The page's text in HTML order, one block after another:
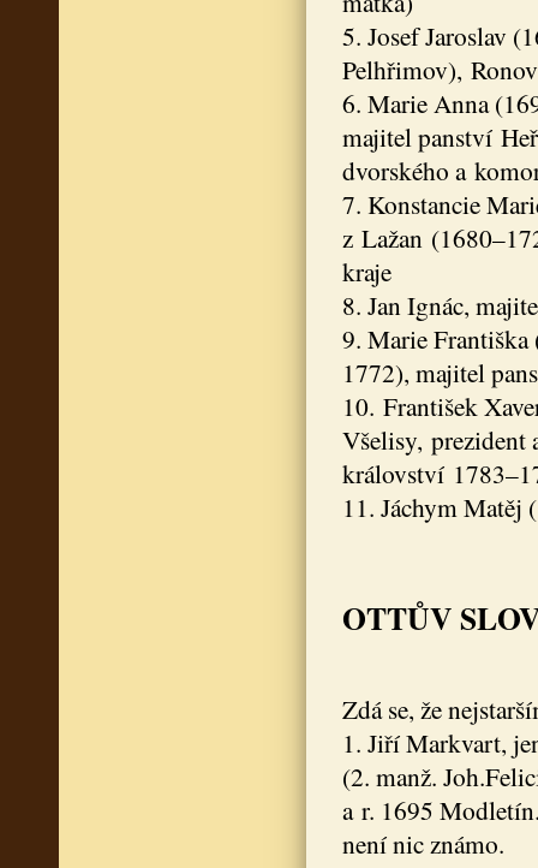
5. Josef Jaroslav
Pelhřimov),
6. Marie Anna
majitel panství
dvorského a
7. Konstancie
z Lažan
kraje
8. Jan Ignác,
9. Marie
1772), majitel
10. František
Všelisy, prezident
království
11. Jáchym Matěj
OTTŮV
Zdá se, že
1. Jiří Markvart,
(2. manž.
a r. 1695
není nic známo.